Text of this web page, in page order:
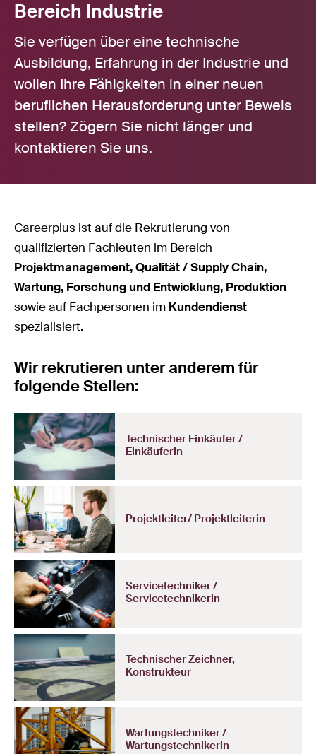
Bereich Industrie
Sie verfügen über eine technische
Ausbildung, Erfahrung in der Industrie und
wollen Ihre Fähigkeiten in einer neuen
beruflichen Herausforderung unter Beweis
stellen? Zögern Sie nicht länger und
kontaktieren Sie uns.
Careerplus ist auf die Rekrutierung von
qualifizierten Fachleuten im Bereich
Projektmanagement, Qualität / Supply Chain,
Wartung, Forschung und Entwicklung, Produktion
sowie auf Fachpersonen im Kundendienst
spezialisiert.
Wir rekrutieren unter anderem für
folgende Stellen:
Technischer Einkäufer /
Einkäuferin
Projektleiter/ Projektleiterin
Servicetechniker /
Servicetechnikerin
Technischer Zeichner,
Konstrukteur
Wartungstechniker /
Wartungstechnikerin